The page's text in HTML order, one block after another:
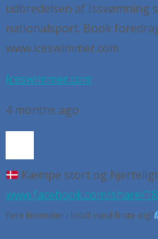
udbredelsen af Issvømning
nationalsport. Book
www.iceswimmer.com
Iceswimmer.com
4 months ago
Kæmpe stort og
www.facebook.com/share/
flere kilometer i koldt vand friste dig?